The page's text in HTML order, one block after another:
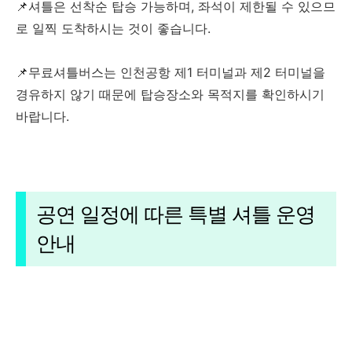
📌셔틀은 선착순 탑승 가능하며, 좌석이 제한될 수 있으므
로 일찍 도착하시는 것이 좋습니다.
📌무료셔틀버스는 인천공항 제1 터미널과 제2 터미널을
경유하지 않기 때문에 탑승장소와 목적지를 확인하시기
바랍니다.
공연 일정에 따른 특별 셔틀 운영
안내